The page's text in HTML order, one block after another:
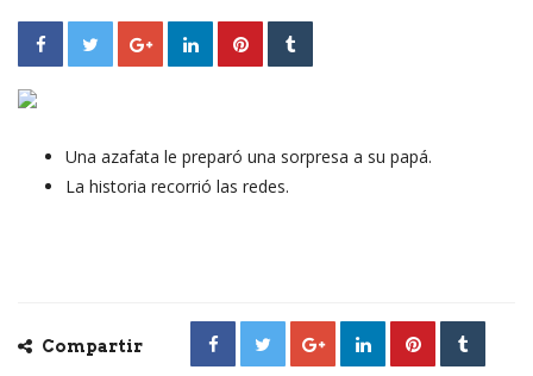
Una azafata le preparó una sorpresa a su papá.
La historia recorrió las redes.
Compartir